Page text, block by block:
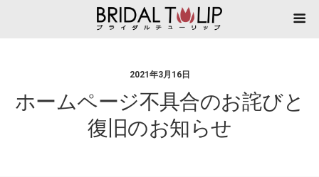
2021年3月16日
ホームページ不具合のお詫びと
復旧のお知らせ